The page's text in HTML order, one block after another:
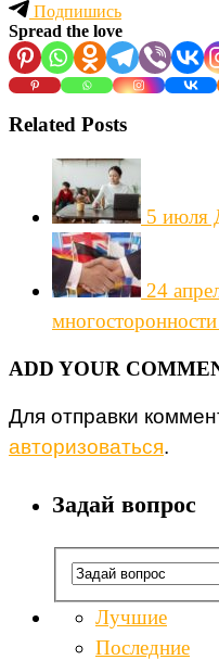
Подпишись
Spread the love
Related Posts
5 июля
24
ADD YOUR
Для отправки
авторизоваться.
Задай вопрос
Лучшие
Последние